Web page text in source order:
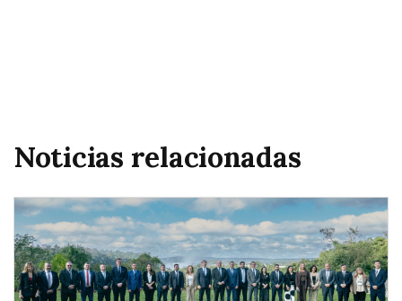
Noticias relacionadas